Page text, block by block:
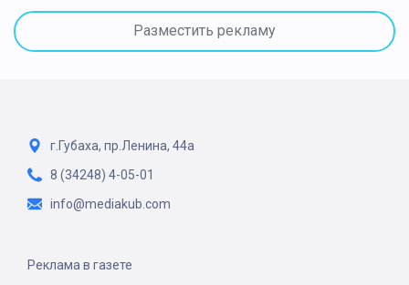
Разместить рекламу
г.Губаха, пр.Ленина, 44а
8 (34248) 4-05-01
info@mediakub.com
Реклама в газете